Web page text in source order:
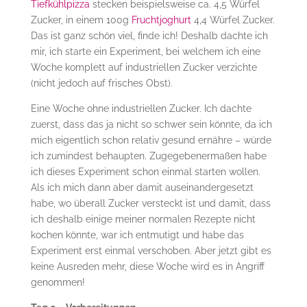
Tiefkühlpizza stecken beispielsweise ca. 4,5 Würfel
Zucker, in einem 100g Fruchtjoghurt 4,4 Würfel Zucker.
Das ist ganz schön viel, finde ich! Deshalb dachte ich
mir, ich starte ein Experiment, bei welchem ich eine
Woche komplett auf industriellen Zucker verzichte
(nicht jedoch auf frisches Obst).
Eine Woche ohne industriellen Zucker. Ich dachte
zuerst, dass das ja nicht so schwer sein könnte, da ich
mich eigentlich schon relativ gesund ernähre – würde
ich zumindest behaupten. Zugegebenermaßen habe
ich dieses Experiment schon einmal starten wollen.
Als ich mich dann aber damit auseinandergesetzt
habe, wo überall Zucker versteckt ist und damit, dass
ich deshalb einige meiner normalen Rezepte nicht
kochen könnte, war ich entmutigt und habe das
Experiment erst einmal verschoben. Aber jetzt gibt es
keine Ausreden mehr, diese Woche wird es in Angriff
genommen!